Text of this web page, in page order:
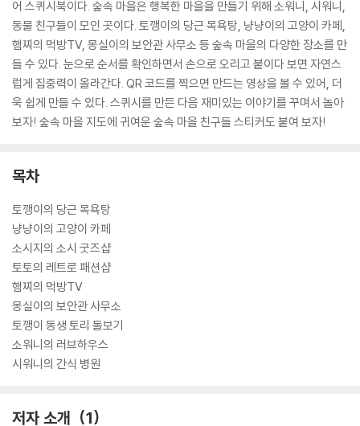
어 스퀴시북이다. 숲속 마을은 행복한 마을을 만들기 위해 소워니, 시워니,
동물 친구들이 모인 곳이다. 토깽이의 당근 목욕탕, 냥냥이의 고양이 카페,
햄찌의 먹방TV, 몽실이의 보안관 사무소 등 숲속 마을의 다양한 장소를 만
들 수 있다. 눈으로 순서를 확인하면서 손으로 오리고 붙이다 보면 자연스
럽게 집중력이 올라간다. QR 코드를 찍으면 만드는 영상을 볼 수 있어, 더
욱 쉽게 만들 수 있다. 스퀴시를 만든 다음 재미있는 이야기를 꾸며서 놀아
보자! 숲속 마을 지도에 귀여운 숲속 마을 친구들 스티커도 붙여 보자!
목차
토깽이의 당근 목욕탕
냥냥이의 고양이 카페
소시지의 소시 굿즈샵
토토의 레트로 패션샵
햄찌의 먹방TV
몽실이의 보안관 사무소
토깽이 동생 토리 돌보기
소워니의 러브하우스
시워니의 간식 병원
저자 소개 1